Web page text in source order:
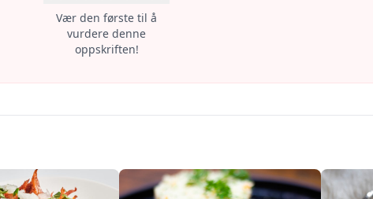
Vær den første til å
vurdere denne
oppskriften!